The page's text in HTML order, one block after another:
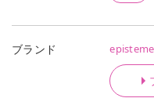
ブランド episteme